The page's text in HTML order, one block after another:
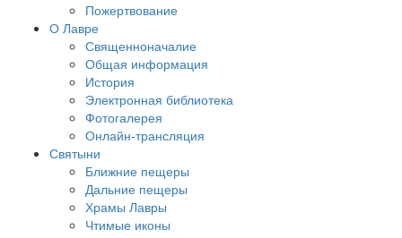
Пожертвование
О Лавре
Священноначалие
Общая информация
История
Электронная библиотека
Фотогалерея
Онлайн-трансляция
Святыни
Ближние пещеры
Дальние пещеры
Храмы Лавры
Чтимые иконы